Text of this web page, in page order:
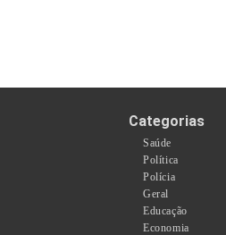
Categorias
Saúde
Política
Polícia
Geral
Educação
Economia